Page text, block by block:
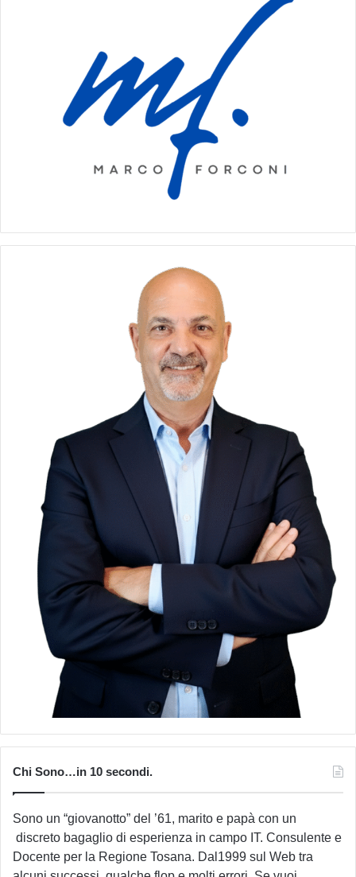
Chi Sono…in 10 secondi.
Sono un “giovanotto” del ’61, marito e papà con un
discreto bagaglio di esperienza in campo IT. Consulente e
Docente per la Regione Tosana. Dal1999 sul Web tra